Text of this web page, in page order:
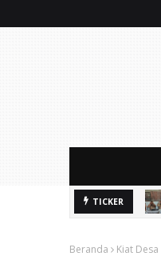
TICKER
Beranda Kiat